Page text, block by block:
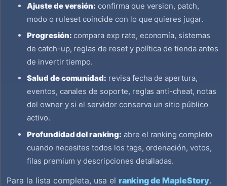
Ajuste de versión: confirma que version, patch,
modo o ruleset coincide con lo que quieres jugar.
Progresión: compara exp rate, economía, sistemas
de catch-up, reglas de reset y política de tienda antes
de invertir tiempo.
Salud de comunidad: revisa fecha de apertura,
eventos, canales de soporte, reglas anti-cheat, notas
del owner y si el servidor conserva un sitio público
activo.
Profundidad del ranking: abre el ranking completo
cuando necesites todos los tags, ordenación, votos,
filas premium y descripciones detalladas.
Para la lista completa, usa el ranking de MapleStory.